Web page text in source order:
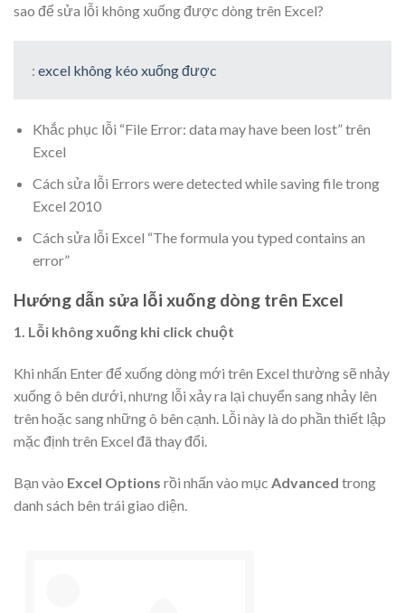
sao để sửa lỗi không xuống được dòng trên Excel?
: excel không kéo xuống được
Khắc phục lỗi “File Error: data may have been lost” trên
Excel
Cách sửa lỗi Errors were detected while saving file trong
Excel 2010
Cách sửa lỗi Excel “The formula you typed contains an
error”
Hướng dẫn sửa lỗi xuống dòng trên Excel
1. Lỗi không xuống khi click chuột
Khi nhấn Enter để xuống dòng mới trên Excel thường sẽ nhảy
xuống ô bên dưới, nhưng lỗi xảy ra lại chuyển sang nhảy lên
trên hoặc sang những ô bên cạnh. Lỗi này là do phần thiết lập
mặc định trên Excel đã thay đổi.
Bạn vào Excel Options rồi nhấn vào mục Advanced trong
danh sách bên trái giao diện.